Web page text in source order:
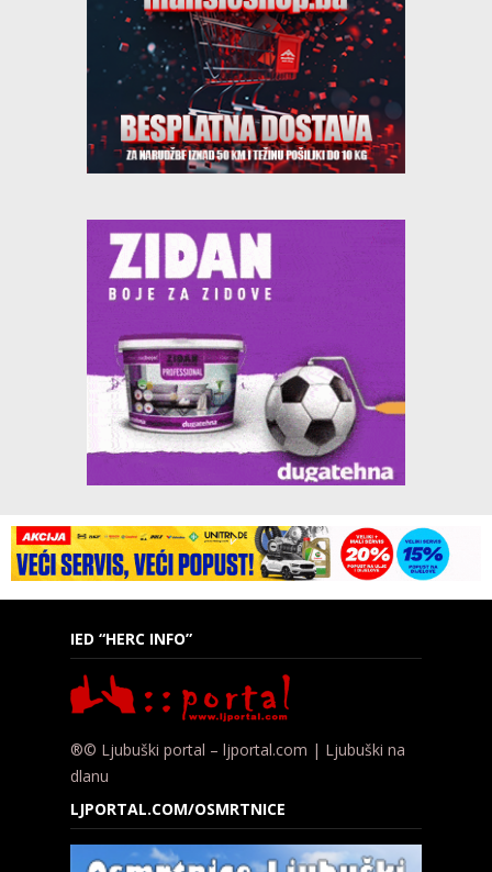
IED “HERC INFO”
®© Ljubuški portal – ljportal.com | Ljubuški na
dlanu
LJPORTAL.COM/OSMRTNICE